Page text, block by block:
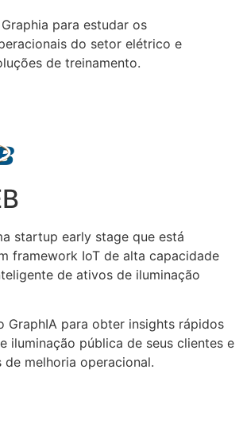
para estudar os
do setor elétrico e
de treinamento.
startup early stage que está
framework IoT de alta capacidade
de ativos de iluminação
GraphIA para obter insights rápidos
iluminação pública de seus clientes e
melhoria operacional.